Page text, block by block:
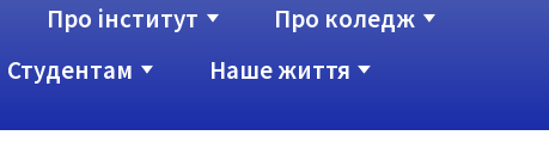
Про інститут
Про коледж
Студентам Наше життя